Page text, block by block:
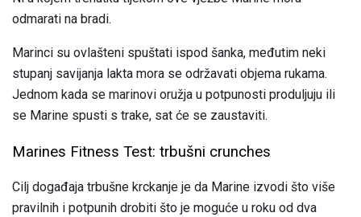
odmarati na bradi.
Marinci su ovlašteni spuštati ispod šanka, međutim neki
stupanj savijanja lakta mora se održavati objema rukama.
Jednom kada se marinovi oružja u potpunosti produljuju ili
se Marine spusti s trake, sat će se zaustaviti.
Marines Fitness Test: trbušni crunches
Cilj događaja trbušne krckanje je da Marine izvodi što više
pravilnih i potpunih drobiti što je moguće u roku od dva